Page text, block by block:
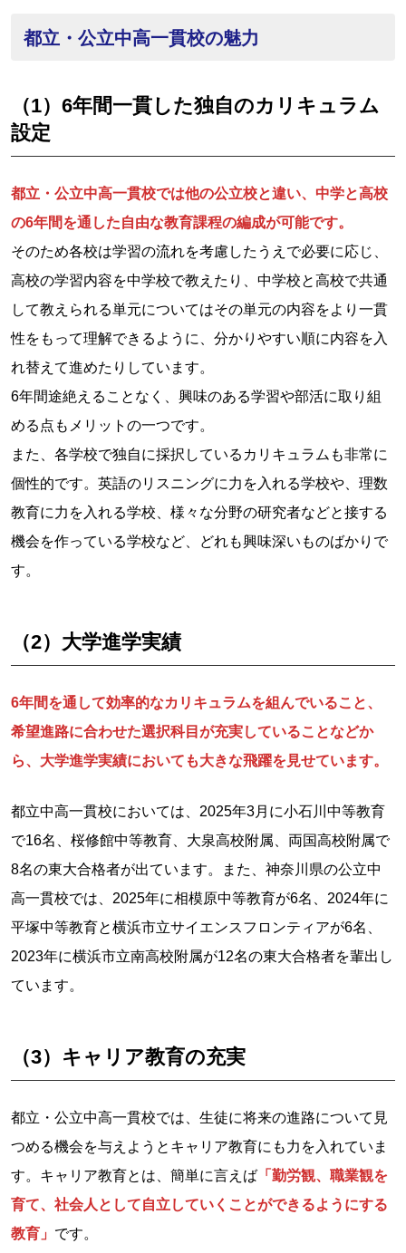
都立・公立中高一貫校の魅力
（1）6年間一貫した独自のカリキュラム
設定
都立・公立中高一貫校では他の公立校と違い、中学と高校
の6年間を通した自由な教育課程の編成が可能です。
そのため各校は学習の流れを考慮したうえで必要に応じ、
高校の学習内容を中学校で教えたり、中学校と高校で共通
して教えられる単元についてはその単元の内容をより一貫
性をもって理解できるように、分かりやすい順に内容を入
れ替えて進めたりしています。
6年間途絶えることなく、興味のある学習や部活に取り組
める点もメリットの一つです。
また、各学校で独自に採択しているカリキュラムも非常に
個性的です。英語のリスニングに力を入れる学校や、理数
教育に力を入れる学校、様々な分野の研究者などと接する
機会を作っている学校など、どれも興味深いものばかりで
す。
（2）大学進学実績
6年間を通して効率的なカリキュラムを組んでいること、
希望進路に合わせた選択科目が充実していることなどか
ら、大学進学実績においても大きな飛躍を見せています。
都立中高一貫校においては、2025年3月に小石川中等教育
で16名、桜修館中等教育、大泉高校附属、両国高校附属で
8名の東大合格者が出ています。また、神奈川県の公立中
高一貫校では、2025年に相模原中等教育が6名、2024年に
平塚中等教育と横浜市立サイエンスフロンティアが6名、
2023年に横浜市立南高校附属が12名の東大合格者を輩出し
ています。
（3）キャリア教育の充実
都立・公立中高一貫校では、生徒に将来の進路について見
つめる機会を与えようとキャリア教育にも力を入れていま
す。キャリア教育とは、簡単に言えば 「勤労観、職業観を
育て、社会人として自立していくことができるようにする
教育」 です。